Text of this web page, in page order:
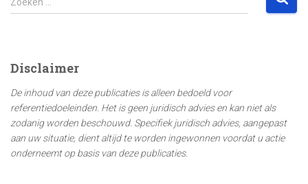
o
n
n
Disclaimer
De inhoud van deze publicaties is alleen bedoeld voor
referentiedoeleinden. Het is geen juridisch advies en kan niet als
zodanig worden beschouwd. Specifiek juridisch advies, aangepast
aan uw situatie, dient altijd te worden ingewonnen voordat u actie
onderneemt op basis van deze publicaties.